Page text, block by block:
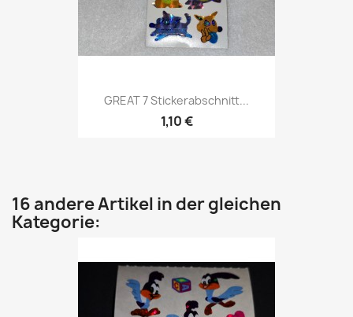
GREAT 7 Stickerabschnitt...
1,10 €
16 andere Artikel in der gleichen
Kategorie: